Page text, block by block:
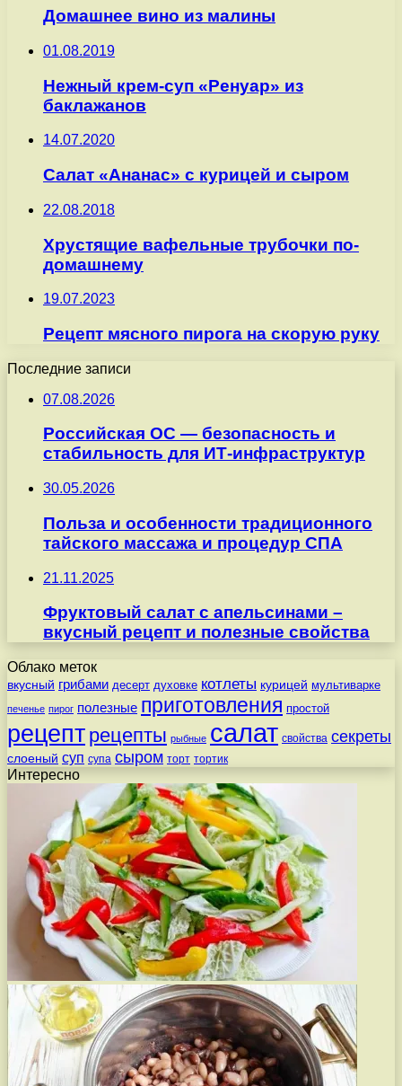
Домашнее вино из малины
01.08.2019
Нежный крем-суп «Ренуар» из
баклажанов
14.07.2020
Салат «Ананас» с курицей и сыром
22.08.2018
Хрустящие вафельные трубочки по-
домашнему
19.07.2023
Рецепт мясного пирога на скорую руку
Последние записи
07.08.2026
Российская ОС — безопасность и
стабильность для ИТ-инфраструктур
30.05.2026
Польза и особенности традиционного
тайского массажа и процедур СПА
21.11.2025
Фруктовый салат с апельсинами –
вкусный рецепт и полезные свойства
Облако меток
вкусный грибами десерт духовке котлеты курицей мультиварке
печенье пирог полезные приготовления простой
рецепт рецепты рыбные салат свойства секреты
слоеный суп супа сыром торт тортик
Интересно